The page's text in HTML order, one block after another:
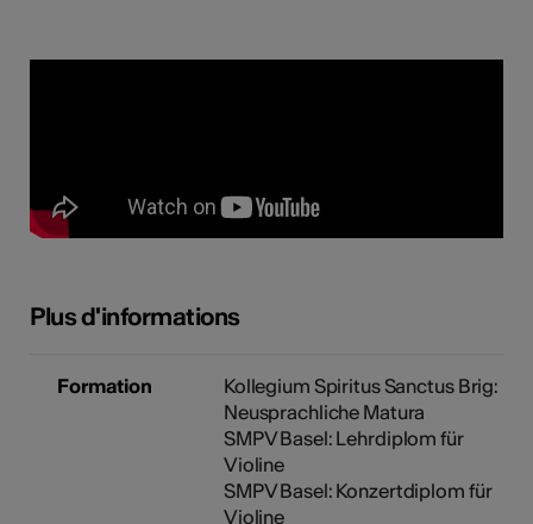
Plus d'informations
Formation
Kollegium Spiritus Sanctus Brig:
Neusprachliche Matura
SMPV Basel: Lehrdiplom für
Violine
SMPV Basel: Konzertdiplom für
Violine